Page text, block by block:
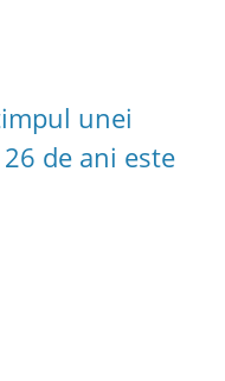
unei
de ani este